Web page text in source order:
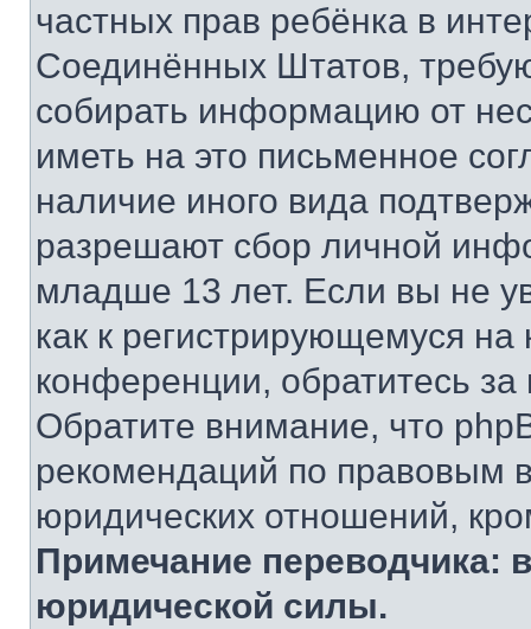
частных прав ребёнка в
Соединённых Штатов,
собирать информацию от
иметь на это письменное
наличие иного вида
разрешают сбор личной
младше 13 лет. Если вы не
как к регистрирующемуся
конференции, обратитесь
Обратите внимание, что
рекомендаций по правовым
юридических отношений,
Примечание переводчика:
юридической силы.